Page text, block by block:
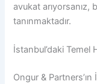
avukat arıyorsanız,
tanınmaktadır.
İstanbul’daki Temel
Ongur & Partners’ın